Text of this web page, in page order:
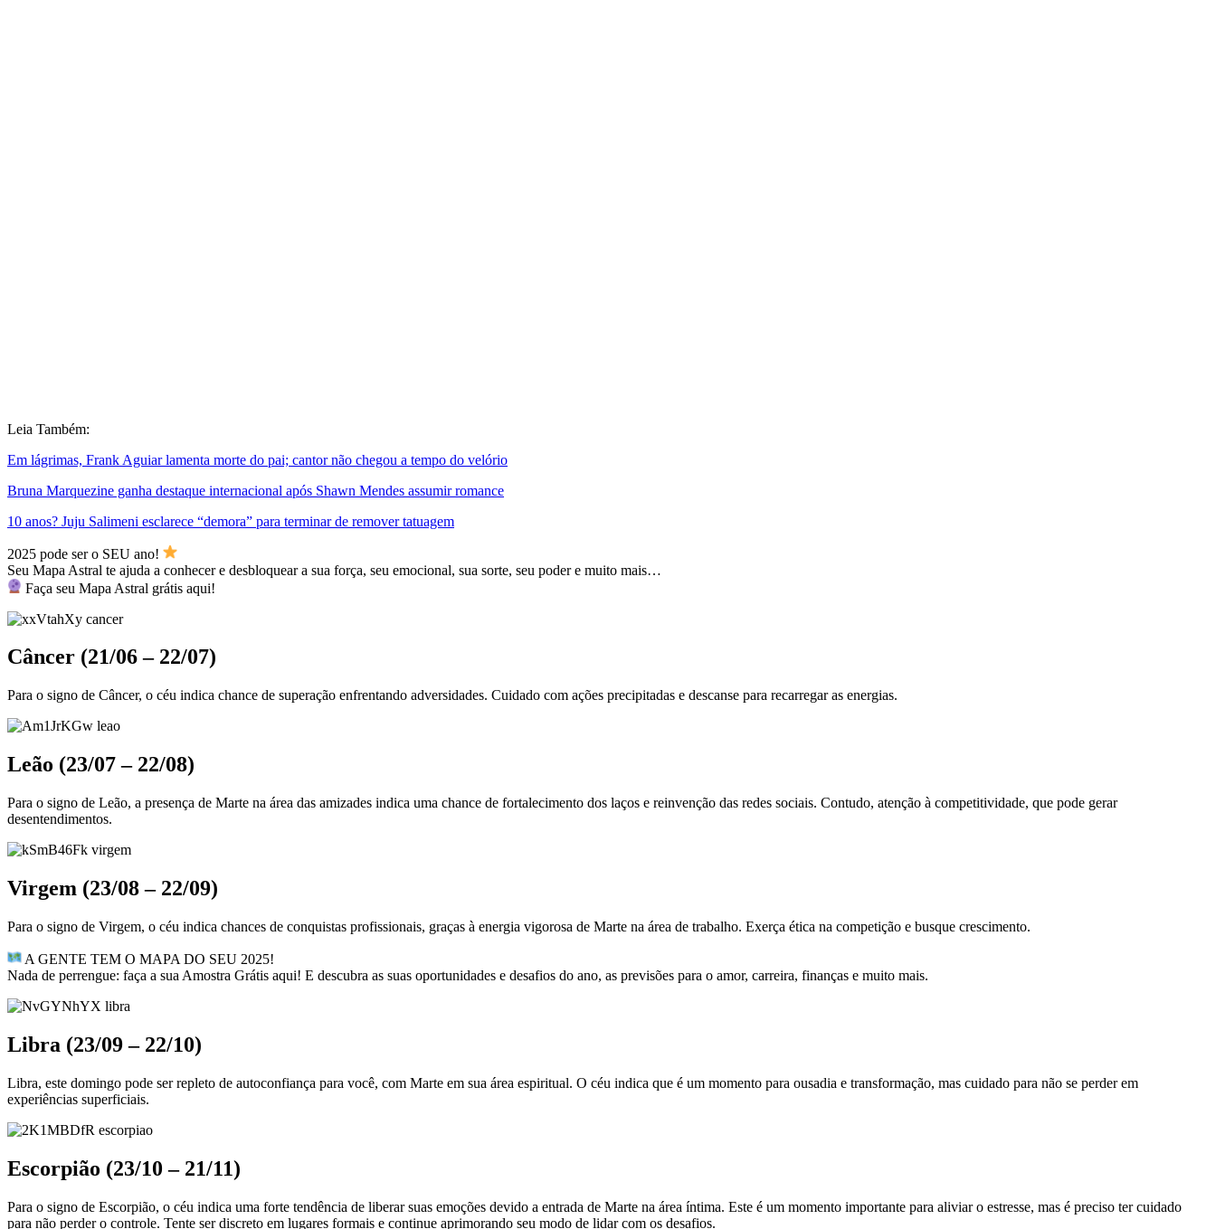
Leia Também:
Em lágrimas, Frank Aguiar lamenta morte do pai; cantor não chegou a tempo do velório
Bruna Marquezine ganha destaque internacional após Shawn Mendes assumir romance
10 anos? Juju Salimeni esclarece “demora” para terminar de remover tatuagem
2025 pode ser o SEU ano! ​
Seu Mapa Astral te ajuda a conhecer e desbloquear a sua força, seu emocional, sua sorte, seu poder e muito mais…
Faça seu Mapa Astral grátis aqui!
Câncer (21/06 – 22/07)
Para o signo de Câncer, o céu indica chance de superação enfrentando adversidades. Cuidado com ações precipitadas e descanse para recarregar as energias.
Leão (23/07 – 22/08)
Para o signo de Leão, a presença de Marte na área das amizades indica uma chance de fortalecimento dos laços e reinvenção das redes sociais. Contudo, atenção à competitividade, que pode gerar
desentendimentos.
Virgem (23/08 – 22/09)
Para o signo de Virgem, o céu indica chances de conquistas profissionais, graças à energia vigorosa de Marte na área de trabalho. Exerça ética na competição e busque crescimento.
A GENTE TEM O MAPA DO SEU 2025!
Nada de perrengue: faça a sua Amostra Grátis aqui! E descubra as suas oportunidades e desafios do ano, as previsões para o amor, carreira, finanças e muito mais.
Libra (23/09 – 22/10)
Libra, este domingo pode ser repleto de autoconfiança para você, com Marte em sua área espiritual. O céu indica que é um momento para ousadia e transformação, mas cuidado para não se perder em
experiências superficiais.
Escorpião (23/10 – 21/11)
Para o signo de Escorpião, o céu indica uma forte tendência de liberar suas emoções devido a entrada de Marte na área íntima. Este é um momento importante para aliviar o estresse, mas é preciso ter cuidado
para não perder o controle. Tente ser discreto em lugares formais e continue aprimorando seu modo de lidar com os desafios.